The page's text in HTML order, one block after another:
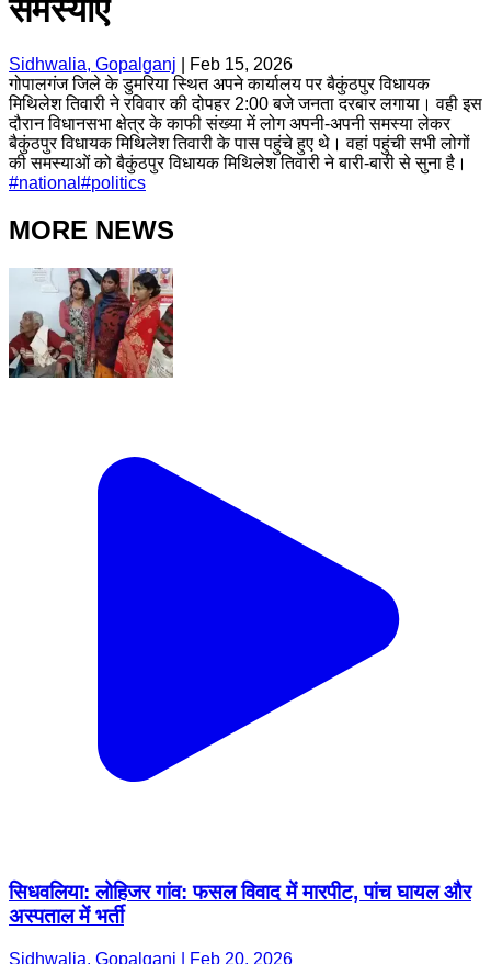
समस्याएं
Sidhwalia, Gopalganj
Feb 15, 2026
गोपालगंज जिले के डुमरिया स्थित अपने कार्यालय पर बैकुंठपुर विधायक
मिथिलेश तिवारी ने रविवार की दोपहर 2:00 बजे जनता दरबार लगाया। वही इस
दौरान विधानसभा क्षेत्र के काफी संख्या में लोग अपनी-अपनी समस्या लेकर
बैकुंठपुर विधायक मिथिलेश तिवारी के पास पहुंचे हुए थे। वहां पहुंची सभी लोगों
की समस्याओं को बैकुंठपुर विधायक मिथिलेश तिवारी ने बारी-बारी से सुना है।
#national #politics
MORE NEWS
सिधवलिया: लोहिजर गांव: फसल विवाद में मारपीट, पांच घायल और
अस्पताल में भर्ती
Sidhwalia, Gopalganj | Feb 20, 2026